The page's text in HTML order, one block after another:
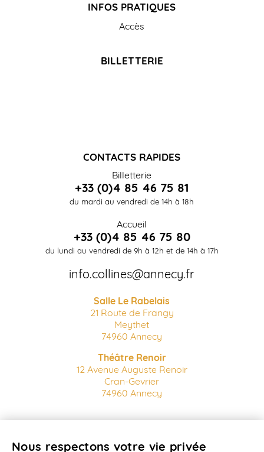
INFOS PRATIQUES
Accès
BILLETTERIE
CONTACTS RAPIDES
Billetterie
+33 (0)4 85 46 75 81
du mardi au vendredi de 14h à 18h
Accueil
+33 (0)4 85 46 75 80
du lundi au vendredi de 9h à 12h et de 14h à 17h
info.collines@annecy.fr
Salle Le Rabelais
21 Route de Frangy
Meythet
74960 Annecy
Théâtre Renoir
12 Avenue Auguste Renoir
Cran-Gevrier
74960 Annecy
Conditions Générales de vente
Nous respectons votre vie privée